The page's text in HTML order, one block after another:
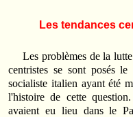
Les tendances
Les problèmes de la
centristes se sont posés
socialiste italien ayant été
l'histoire de cette
avaient eu lieu dans le